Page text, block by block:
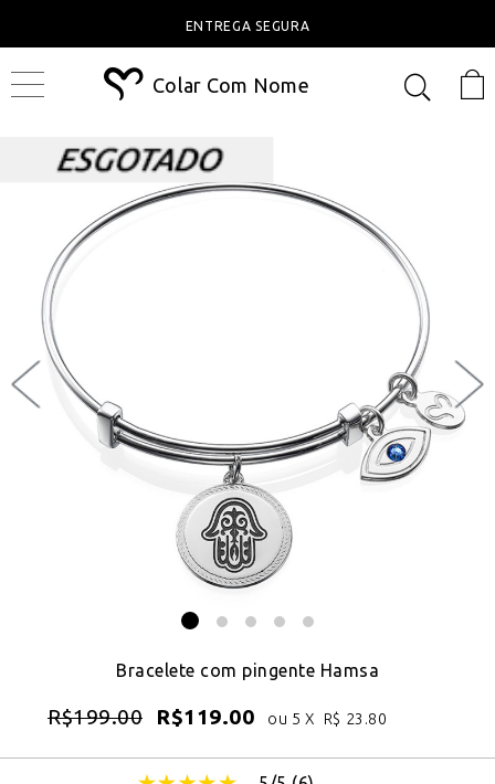
ENTREGA SEGURA
Colar Com Nome
Bracelete com pingente Hamsa
R$199.00 R$119.00 ou 5 X R$ 23.80